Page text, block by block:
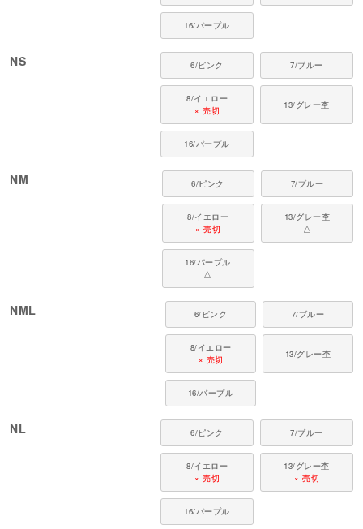
16/パープル
NS 6/ピンク 7/ブルー
8/イエロー
× 売切
13/グレー杢
16/パープル
NM 6/ピンク 7/ブルー
8/イエロー
× 売切
13/グレー杢
△
16/パープル
△
NML 6/ピンク 7/ブルー
8/イエロー
× 売切
13/グレー杢
16/パープル
NL 6/ピンク 7/ブルー
8/イエロー
× 売切
13/グレー杢
× 売切
16/パープル